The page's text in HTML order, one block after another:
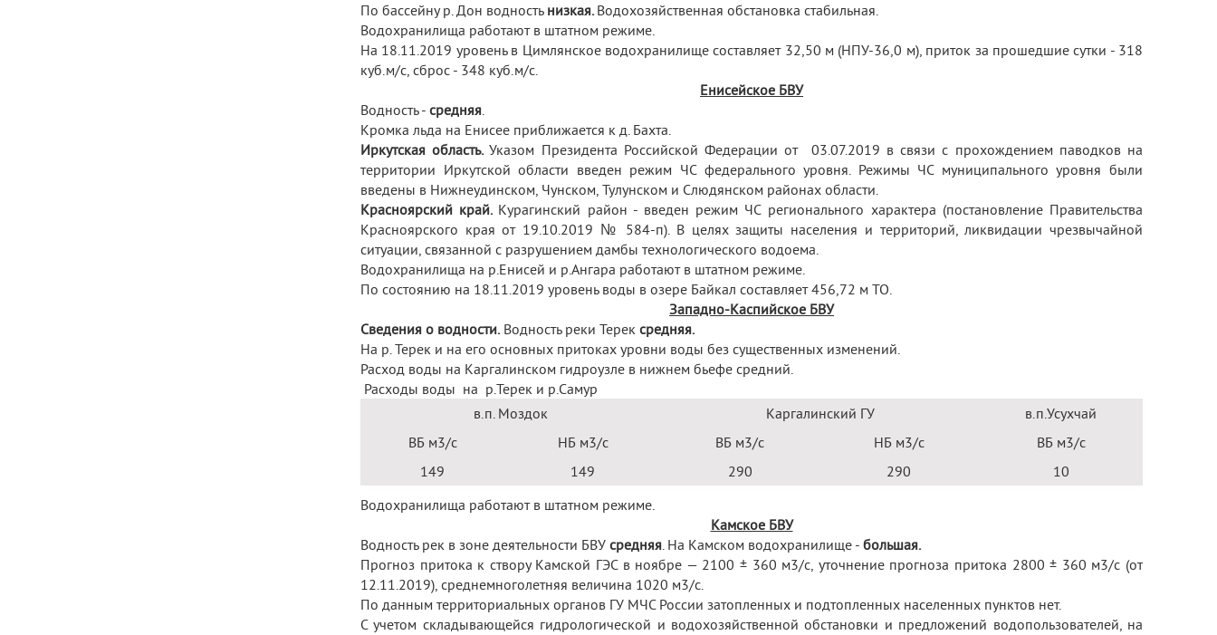
По бассейну р. Дон водность низкая.Водохозяйственная обстановка стабильная.
Водохранилища работают в штатном режиме.
На 18.11.2019 уровень в Цимлянское водохранилище составляет 32,50 м (НПУ-36,0 м), приток за прошедшие сутки - 318
куб.м/с, сброс - 348 куб.м/с.
Енисейское БВУ
Водность - средняя.
Кромка льда на Енисее приближается к д. Бахта.
Иркутская область.Указом Президента Российской Федерации от 03.07.2019 в связи с прохождением паводков на
территории Иркутской области введен режим ЧС федерального уровня. Режимы ЧС муниципального уровня были
введены в Нижнеудинском, Чунском, Тулунском и Слюдянском районах области.
Красноярский край. Курагинский район - введен режим ЧС регионального характера (постановление Правительства
Красноярского края от 19.10.2019 № 584-п). В целях защиты населения и территорий, ликвидации чрезвычайной
ситуации, связанной с разрушением дамбы технологического водоема.
Водохранилища на р.Енисей и р.Ангара работают в штатном режиме.
По состоянию на 18.11.2019 уровень воды в озере Байкал составляет 456,72 м ТО.
Западно-Каспийское БВУ
Сведения о водности.Водность реки Терек средняя.
На р. Терек и на его основных притоках уровни воды без существенных изменений.
Расход воды на Каргалинском гидроузле в нижнем бьефе средний.
Расходы воды на р.Терек и р.Самур
в.п. Моздок
Каргалинский ГУ
в.п.Усухчай
ВБ м3/с НБ м3/с ВБ м3/с НБ м3/с ВБ м3/с
149
149 290 290
10
Водохранилища работают в штатном режиме.
Камское БВУ
Водность рек в зоне деятельности БВУ средняя. На Камском водохранилище - большая.
Прогноз притока к створу Камской ГЭС в ноябре — 2100 ± 360 м3/с, уточнение прогноза притока 2800 ± 360 м3/с (от
12.11.2019), среднемноголетняя величина 1020 м3/с.
По данным территориальных органов ГУ МЧС России затопленных и подтопленных населенных пунктов нет.
С учетом складывающейся гидрологической и водохозяйственной обстановки и предложений водопользователей, на